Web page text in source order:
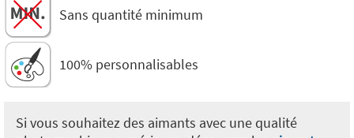
Sans quantité minimum
100% personnalisables
Si vous souhaitez des aimants avec une qualité